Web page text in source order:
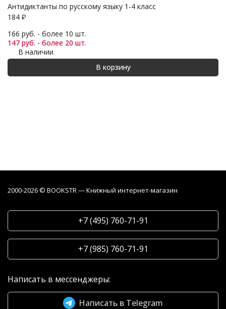
Антидиктанты по русскому языку 1-4 класс
184 ₽
166 руб. - более 10 шт.
147 руб. - более 20 шт.
В наличии
В корзину
2000-2026 © BOOKSTR — Книжный интернет-магазин
+7 (495) 760-71-91
+7 (985) 760-71-91
Написать в мессенджеры:
Написать в Telegram